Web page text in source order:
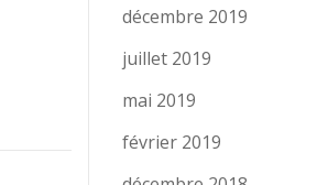
décembre 2019
juillet 2019
mai 2019
février 2019